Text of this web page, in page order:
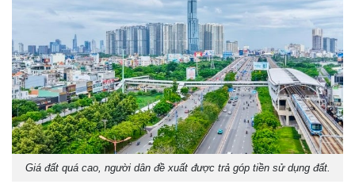
Giá đất quá cao, người dân đề xuất được trả góp tiền sử dụng đất.